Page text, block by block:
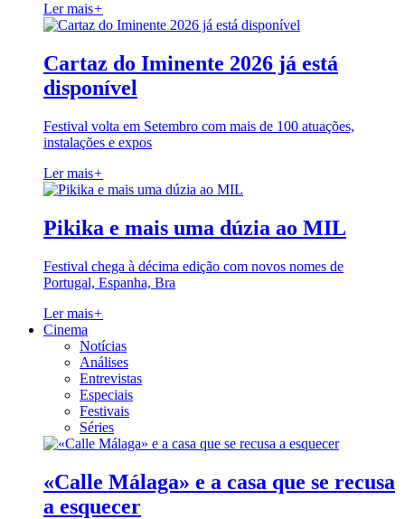
Ler mais+
Cartaz do Iminente 2026 já está
disponível
Festival volta em Setembro com mais de 100 atuações,
instalações e expos
Ler mais+
Pikika e mais uma dúzia ao MIL
Festival chega à décima edição com novos nomes de
Portugal, Espanha, Bra
Ler mais+
Cinema
Notícias
Análises
Entrevistas
Especiais
Festivais
Séries
«Calle Málaga» e a casa que se recusa
a esquecer